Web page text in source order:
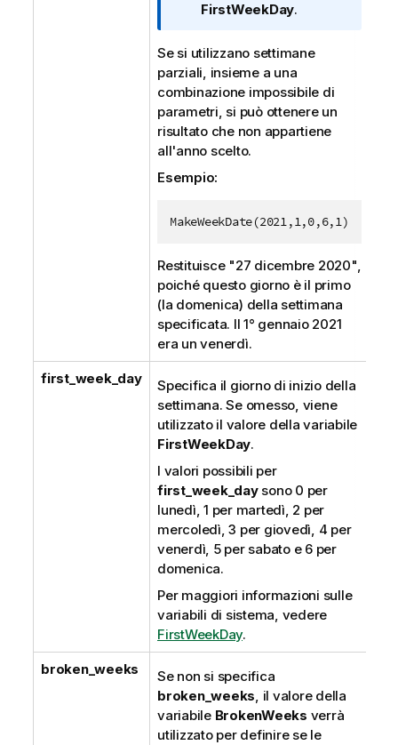
t
c
a
FirstWeekDay.
Se si utilizzano settimane
parziali, insieme a una
combinazione impossibile di
parametri, si può ottenere un
risultato che non appartiene
all'anno scelto.
Esempio:
MakeWeekDate(2021,1,0,6,1)
Restituisce "27 dicembre 2020",
poiché questo giorno è il primo
(la domenica) della settimana
specificata. Il 1° gennaio 2021
era un venerdì.
first_week_day
Specifica il giorno di inizio della
settimana. Se omesso, viene
utilizzato il valore della variabile
FirstWeekDay.
I valori possibili per
first_week_daysono 0 per
lunedì, 1 per martedì, 2 per
mercoledì, 3 per giovedì, 4 per
venerdì, 5 per sabato e 6 per
domenica.
Per maggiori informazioni sulle
variabili di sistema, vedere
FirstWeekDay.
broken_weeks
Se non si specifica
broken_weeks, il valore della
variabile BrokenWeeks verrà
utilizzato per definire se le